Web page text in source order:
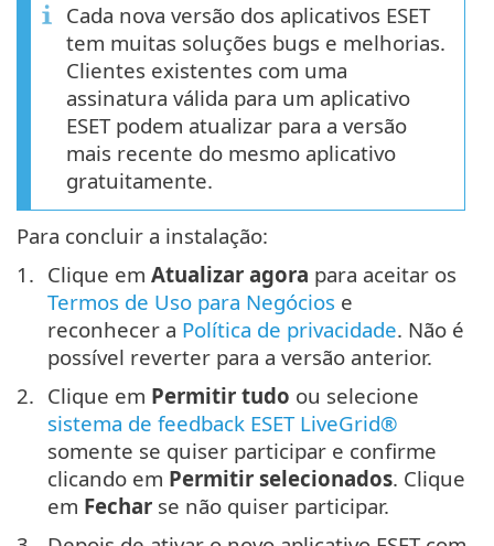
Cada nova versão dos aplicativos ESET
tem muitas soluções bugs e melhorias.
Clientes existentes com uma
assinatura válida para um aplicativo
ESET podem atualizar para a versão
mais recente do mesmo aplicativo
gratuitamente.
Para concluir a instalação:
Clique em Atualizar agora para aceitar os
Termos de Uso para Negócios e
reconhecer a Política de privacidade. Não é
possível reverter para a versão anterior.
Clique em Permitir tudo ou selecione
sistema de feedback ESET LiveGrid®
somente se quiser participar e confirme
clicando em Permitir selecionados. Clique
em Fechar se não quiser participar.